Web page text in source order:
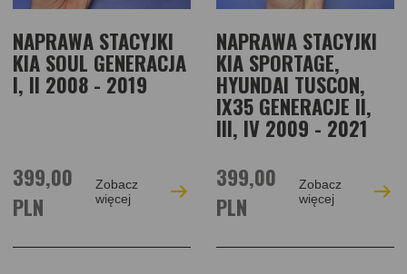
NAPRAWA STACYJKI
KIA SOUL GENERACJA
I, II 2008 - 2019
399,00
PLN
Zobacz
więcej
NAPRAWA STACYJKI
KIA SPORTAGE,
HYUNDAI TUSCON,
IX35 GENERACJE II,
III, IV 2009 - 2021
399,00
PLN
Zobacz
więcej